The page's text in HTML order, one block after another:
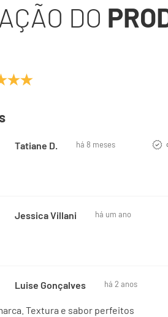
DO
Tatiane D. há 8 meses
Jessica Villani há um ano
Luise Gonçalves há 2 anos
Textura e sabor perfeitos